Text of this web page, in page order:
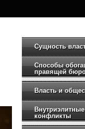
Сущность
Способы
правящей
Власть и
Внутриэлитные
конфликты